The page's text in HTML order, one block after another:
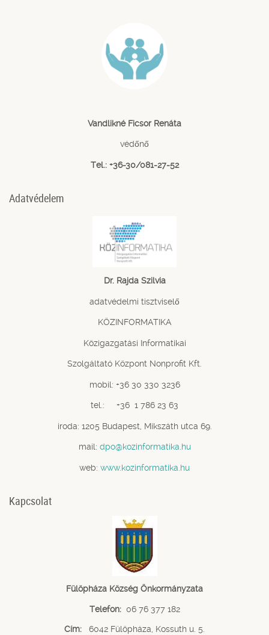
Vandlikné Ficsor Renáta
védőnő
Tel.: +36-30/081-27-52
Adatvédelem
Dr. Rajda Szilvia
adatvédelmi tisztviselő
KÖZINFORMATIKA
Közigazgatási Informatikai
Szolgáltató Központ Nonprofit Kft.
mobil: +36 30 330 3236
tel.: +36 1 786 23 63
iroda: 1205 Budapest, Mikszáth utca 69.
mail: dpo@kozinformatika.hu
web: www.kozinformatika.hu
Kapcsolat
Fülöpháza Község Önkormányzata
Telefon: 06 76 377 182
Cím: 6042 Fülöpháza, Kossuth u. 5.